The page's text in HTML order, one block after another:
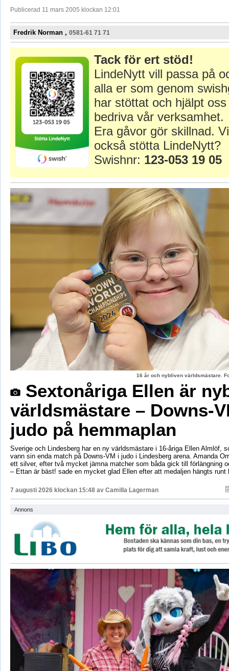
Publicerad 11 mars 2005 klockan 12:01
Fredrik Norman , 0581-61 71 71
Tack för ert stöd!
LindeNytt vill passa på
alla er som genom
har stöttat och hjälpt
bedriva vår verksamhet.
Era gåvor gör skillnad.
också stötta LindeNytt?
Swishnr: 123-053 19 05
16 år och nybliven världsmästare.
Sextonåriga Ellen är
världsmästare – Downs-
judo på hemmaplan
Sverige och Lindesberg har en ny världsmästare i 16-åriga Ellen Almlöf,
vann sin enda match på Downs-VM i judo i Lindesberg arena. Amanda
ett silver, efter två mycket jämna matcher som båda gick till förlängning
– Ettan är bäst! sade en mycket glad Ellen efter att medaljen hängts runt
7 augusti 2026 klockan 15:48 av Camilla Lagerman
Annons